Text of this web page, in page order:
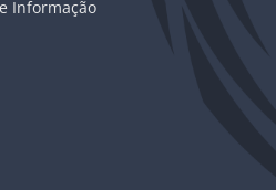
Informação